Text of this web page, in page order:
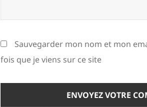
Sauvegarder mon nom et mon
fois que je viens sur ce site